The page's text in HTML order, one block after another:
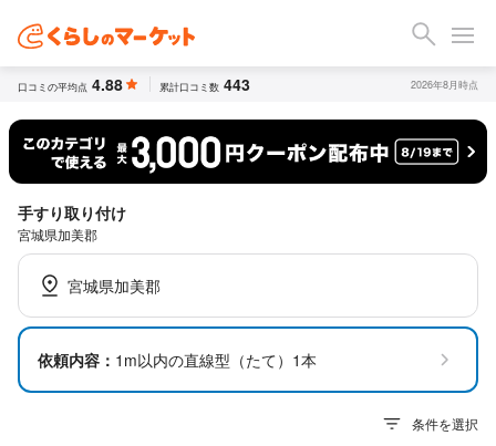
口コミの平均点 4.88 累計口コミ数 443 2026年8月時点
手すり取り付け
宮城県加美郡
宮城県加美郡
依頼内容： 1m以内の直線型（たて）1本
条件を選択